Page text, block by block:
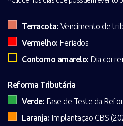
Terracota: Vencimento de
Vermelho: Feriados
Contorno amarelo: Dia
Reforma Tributária
Verde: Fase de Teste da
Laranja: Implantação CBS